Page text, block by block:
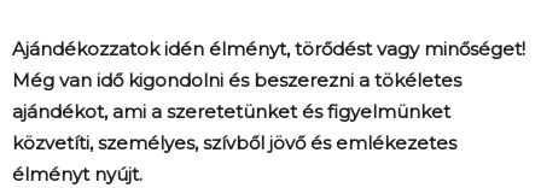
Ajándékozzatok idén élményt, törődést vagy minőséget!
Még van idő kigondolni és beszerezni a tökéletes
ajándékot, ami a szeretetünket és figyelmünket
közvetíti, személyes, szívből jövő és emlékezetes
élményt nyújt.